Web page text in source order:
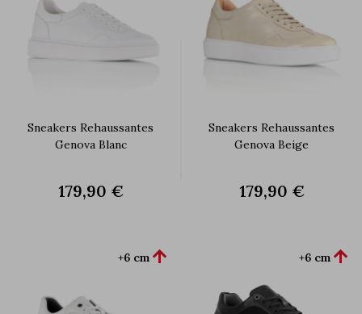
Sneakers Rehaussantes
Genova Blanc
179,90 €
Sneakers Rehaussantes
Genova Beige
179,90 €
+6 cm  +6 cm 